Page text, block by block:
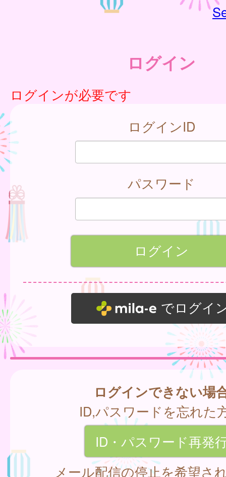
ログイン
ログインが必要です
ログインID
パスワード
でログイ
ログインできない場
ID,パスワードを忘れた
ID・パスワード再発
メール配信の停止を希望さ